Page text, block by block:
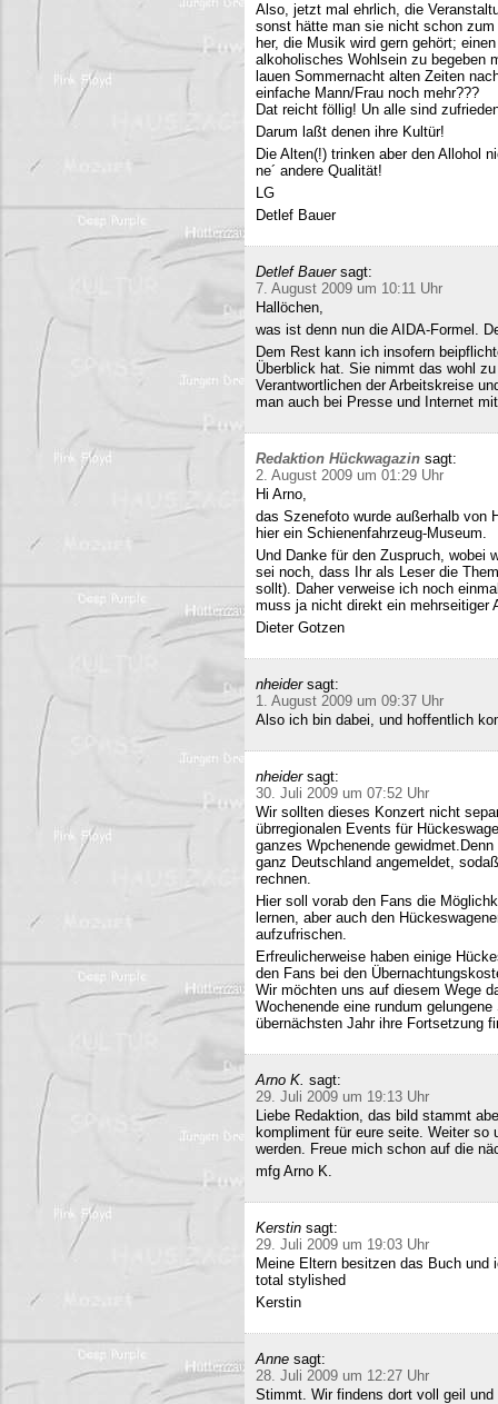
Also, jetzt mal ehrlich, die
sonst hätte man sie nicht schon
her, die Musik wird gern gehört;
alkoholisches Wohlsein zu begeben
lauen Sommernacht alten Zeiten
einfache Mann/Frau noch mehr???
Dat reicht föllig! Un alle sind
Darum laßt denen ihre Kultür!
Die Alten(!) trinken aber den Allohol
ne´ andere Qualität!
LG
Detlef Bauer
Detlef Bauer sagt:
7. August 2009 um 10:11 Uhr
Hallöchen,
was ist denn nun die AIDA-Formel.
Dem Rest kann ich insofern
Überblick hat. Sie nimmt das wohl
Verantwortlichen der Arbeitskreise
man auch bei Presse und Internet
Redaktion Hückwagazin sagt:
2. August 2009 um 01:29 Uhr
Hi Arno,
das Szenefoto wurde außerhalb von
hier ein Schienenfahrzeug-Museum.
Und Danke für den Zuspruch, wobei
sei noch, dass Ihr als Leser die
sollt). Daher verweise ich noch
muss ja nicht direkt ein mehrseitiger
Dieter Gotzen
nheider sagt:
1. August 2009 um 09:37 Uhr
Also ich bin dabei, und hoffentlich
nheider sagt:
30. Juli 2009 um 07:52 Uhr
Wir sollten dieses Konzert nicht
übrregionalen Events für
ganzes Wpchenende
ganz Deutschland angemeldet,
rechnen.
Hier soll vorab den Fans die
lernen, aber auch den
aufzufrischen.
Erfreulicherweise haben einige
den Fans bei den
Wir möchten uns auf diesem Wege
Wochenende eine rundum
übernächsten Jahr ihre Fortsetzung
Arno K. sagt:
29. Juli 2009 um 19:13 Uhr
Liebe Redaktion, das bild stammt
kompliment für eure seite. Weiter so
werden. Freue mich schon auf die
mfg Arno K.
Kerstin sagt:
29. Juli 2009 um 19:03 Uhr
Meine Eltern besitzen das Buch
total stylished
Kerstin
Anne sagt:
28. Juli 2009 um 12:27 Uhr
Stimmt. Wir findens dort voll geil und